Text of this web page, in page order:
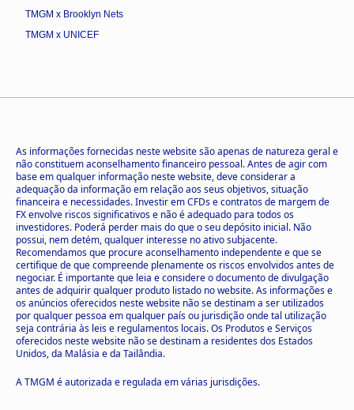
TMGM x Brooklyn Nets
TMGM x UNICEF
As informações fornecidas neste website são apenas de natureza geral e
não constituem aconselhamento financeiro pessoal. Antes de agir com
base em qualquer informação neste website, deve considerar a
adequação da informação em relação aos seus objetivos, situação
financeira e necessidades. Investir em CFDs e contratos de margem de
FX envolve riscos significativos e não é adequado para todos os
investidores. Poderá perder mais do que o seu depósito inicial. Não
possui, nem detém, qualquer interesse no ativo subjacente.
Recomendamos que procure aconselhamento independente e que se
certifique de que compreende plenamente os riscos envolvidos antes de
negociar. É importante que leia e considere o documento de divulgação
antes de adquirir qualquer produto listado no website. As informações e
os anúncios oferecidos neste website não se destinam a ser utilizados
por qualquer pessoa em qualquer país ou jurisdição onde tal utilização
seja contrária às leis e regulamentos locais. Os Produtos e Serviços
oferecidos neste website não se destinam a residentes dos Estados
Unidos, da Malásia e da Tailândia.
A TMGM é autorizada e regulada em várias jurisdições.